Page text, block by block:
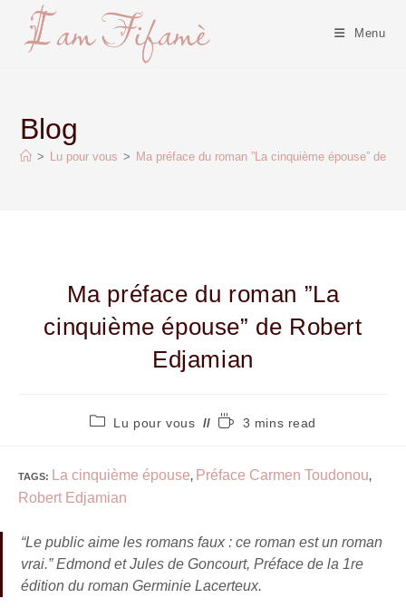
Menu
Blog
> Lu pour vous > Ma préface du roman ”La cinquième épouse” de
Ma préface du roman ”La
cinquième épouse” de Robert
Edjamian
Lu pour vous 3 mins read
TAGS: La cinquième épouse, Préface Carmen Toudonou,
Robert Edjamian
“Le public aime les romans faux : ce roman est un roman
vrai.” Edmond etJules de Goncourt, Préface de la 1re
édition du roman Germinie Lacerteux.